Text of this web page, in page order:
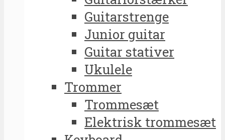
Guitarstrenge
Junior guitar
Guitar stativer
Ukulele
Trommer
Trommesæt
Elektrisk trommesæt